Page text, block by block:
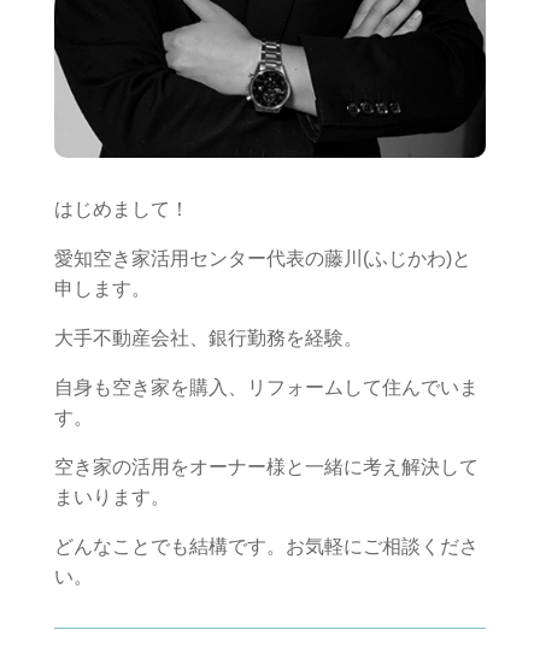
はじめまして！
愛知空き家活用センター代表の藤川(ふじかわ)と
申します。
大手不動産会社、銀行勤務を経験。
自身も空き家を購入、リフォームして住んでいま
す。
空き家の活用をオーナー様と一緒に考え解決して
まいります。
どんなことでも結構です。お気軽にご相談くださ
い。